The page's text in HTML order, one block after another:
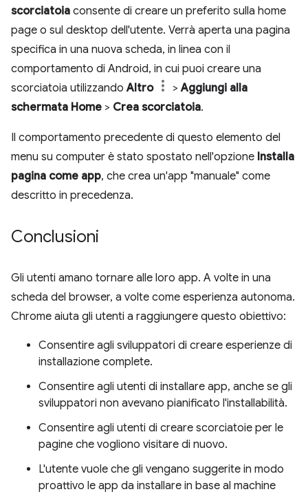
scorciatoia consente di creare un preferito sulla home
page o sul desktop dell'utente. Verrà aperta una pagina
specifica in una nuova scheda, in linea con il
comportamento di Android, in cui puoi creare una
scorciatoia utilizzandoAltro >Aggiungi alla
schermata Home > Crea scorciatoia.
Il comportamento precedente di questo elemento del
menu su computer è stato spostato nell'opzione Installa
pagina come app, che crea un'app "manuale" come
descritto in precedenza.
Conclusioni
Gli utenti amano tornare alle loro app. A volte in una
scheda del browser, a volte come esperienza autonoma.
Chrome aiuta gli utenti a raggiungere questo obiettivo:
Consentire agli sviluppatori di creare esperienze di
installazione complete.
Consentire agli utenti di installare app, anche se gli
sviluppatori non avevano pianificato l'installabilità.
Consentire agli utenti di creare scorciatoie per le
pagine che vogliono visitare di nuovo.
L'utente vuole che gli vengano suggerite in modo
proattivo le app da installare in base al machine